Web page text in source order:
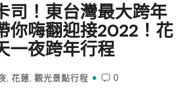
司！東台灣最大跨年
你嗨翻迎接2022！花
一夜跨年行程
,花蓮,觀光景點行程 0